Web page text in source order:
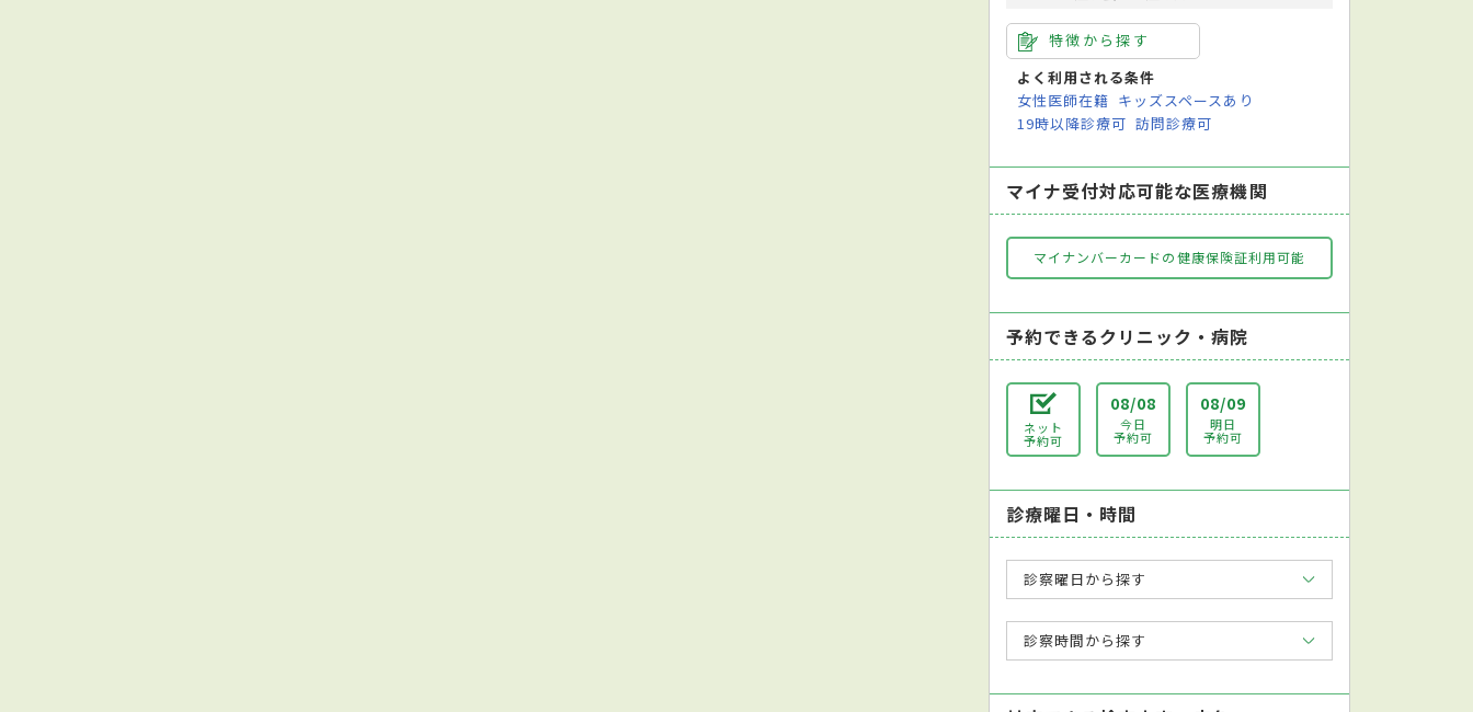
特徴から探す
よく利用される条件
女性医師在籍 キッズスペースあり
19時以降診療可 訪問診療可
マイナ受付対応可能な医療機関
マイナンバーカードの健康保険証利用可能
予約できるクリニック・病院
ネット
予約可
08/08
今日
予約可
08/09
明日
予約可
診療曜日・時間
診察曜日から探す
診察時間から探す